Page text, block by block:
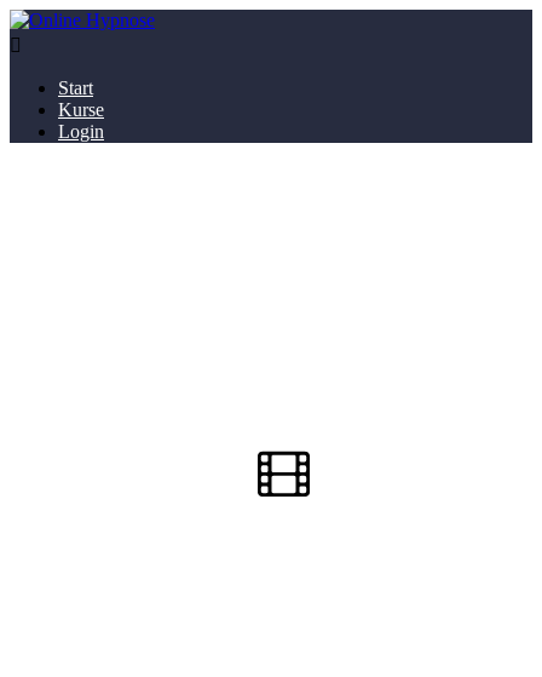

Start
Kurse
Login